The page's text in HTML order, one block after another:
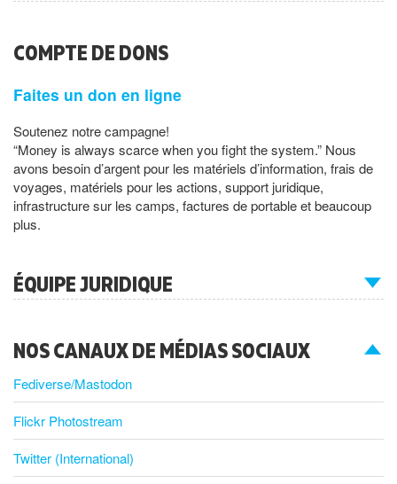
COMPTE DE DONS
Faites un don en ligne
Soutenez notre campagne!
“Money is always scarce when you fight the system.” Nous
avons besoin d’argent pour les matériels d’information, frais de
voyages, matériels pour les actions, support juridique,
infrastructure sur les camps, factures de portable et beaucoup
plus.
ÉQUIPE JURIDIQUE
NOS CANAUX DE MÉDIAS SOCIAUX
Fediverse/Mastodon
Flickr Photostream
Twitter (International)